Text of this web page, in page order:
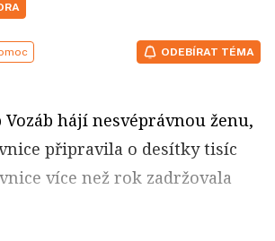
ODEBÍRAT TÉMA
Vozáb hájí nesvéprávnou ženu,
připravila o desítky tisíc
více než rok zadržovala